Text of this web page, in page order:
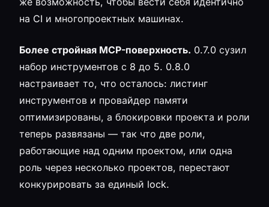
на CI и многопроектных машинах.
Более стройная MCP-поверхность. 0.7.0 сузил
набор инструментов с 8 до 5. 0.8.0
настраивает то, что осталось: листинг
инструментов и провайдер памяти
оптимизированы, а блокировки проекта и роли
теперь развязаны — так что две роли,
работающие над одним проектом, или одна
роль через несколько проектов, перестают
конкурировать за единый lock.